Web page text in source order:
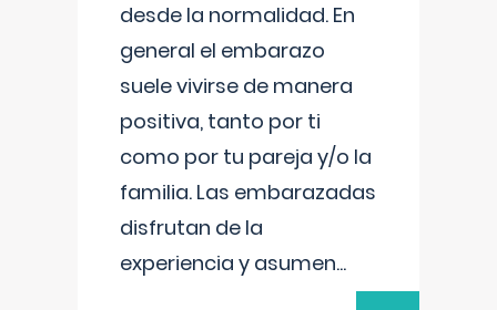
desde la normalidad. En
general el embarazo
suele vivirse de manera
positiva, tanto por ti
como por tu pareja y/o la
familia. Las embarazadas
disfrutan de la
experiencia y asumen...